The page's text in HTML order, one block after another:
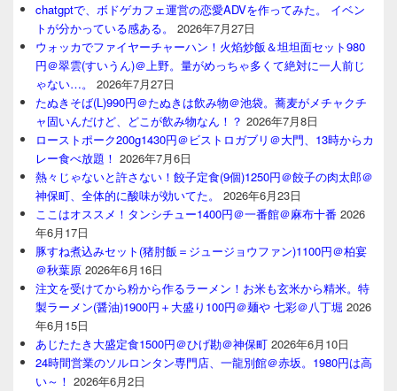
chatgptで、ボドゲカフェ運営の恋愛ADVを作ってみた。 イベン
トが分かっている感ある。
2026年7月27日
ウォッカでファイヤーチャーハン！火焰炒飯＆坦坦面セット980
円＠翠雲(すいうん)＠上野。量がめっちゃ多くて絶対に一人前じ
ゃない…。
2026年7月27日
たぬきそば(L)990円＠たぬきは飲み物＠池袋。蕎麦がメチャクチ
ャ固いんだけど、どこが飲み物なん！？ 2026年7月8日
ローストポーク200g1430円＠ビストロガブリ＠大門、13時からカ
レー食べ放題！ 2026年7月6日
熱々じゃないと許さない！餃子定食(9個)1250円＠餃子の肉太郎＠
神保町、全体的に酸味が効いてた。
2026年6月23日
ここはオススメ！タンシチュー1400円＠一番館＠麻布十番 2026
年6月17日
豚すね煮込みセット(猪肘飯＝ジュージョウファン)1100円＠柏宴
＠秋葉原 2026年6月16日
注文を受けてから粉から作るラーメン！お米も玄米から精米。特
製ラーメン(醤油)1900円＋大盛り100円＠麺や 七彩＠八丁堀 2026
年6月15日
あじたたき大盛定食1500円＠ひげ勘＠神保町 2026年6月10日
24時間営業のソルロンタン専門店、一龍別館＠赤坂。1980円は高
い～！ 2026年6月2日